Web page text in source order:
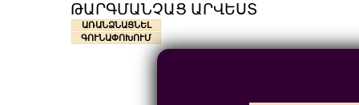
ԹԱՐԳՄԱՆՉԱՑ ԱՐՎԵՍՏ
ԱՌԱՆՁՆԱՑՆԵԼ
ԳՈՒՆԱՓՈԽՈՒՄ